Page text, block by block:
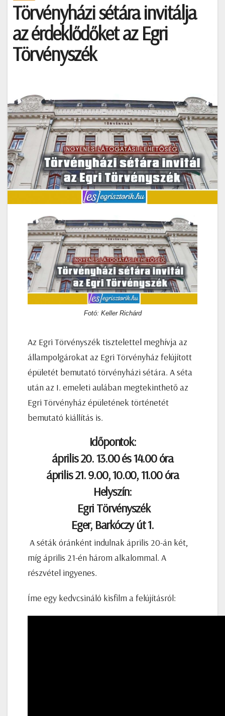
Törvényházi sétára invitálja
az érdeklődőket az Egri
Törvényszék
Fotó: Keller Richárd
Az Egri Törvényszék tisztelettel meghívja az
állampolgárokat az Egri Törvényház felújított
épületét bemutató törvényházi sétára. A séta
után az I. emeleti aulában megtekinthető az
Egri Törvényház épületének történetét
bemutató kiállítás is.
Időpontok:
április 20. 13.00 és 14.00 óra
április 21. 9.00, 10.00, 11.00 óra
Helyszín:
Egri Törvényszék
Eger, Barkóczy út 1.
A séták óránként indulnak április 20-án két,
míg április 21-én három alkalommal. A
részvétel ingyenes.
Íme egy kedvcsináló kisfilm a felújításról: